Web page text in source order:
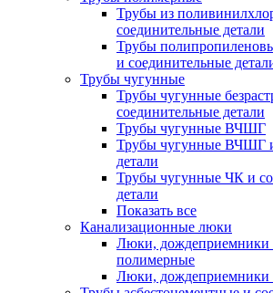
Трубы из
соединительные детали
Трубы
и соединительные
Трубы чугунные
Трубы чугунные
соединительные детали
Трубы чугунные ВЧШГ
Трубы чугунные ВЧШГ
детали
Трубы чугунные ЧК и
детали
Показать все
Канализационные люки
Люки, дождеприемники
полимерные
Люки, дождеприемники